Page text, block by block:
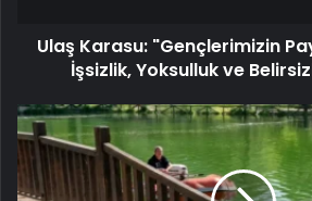
Ulaş Karasu: "Gençlerimizin
İşsizlik, Yoksulluk ve